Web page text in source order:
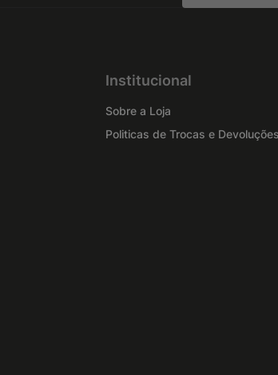
Institucional
Sobre a Loja
Politicas de Trocas e Devoluções